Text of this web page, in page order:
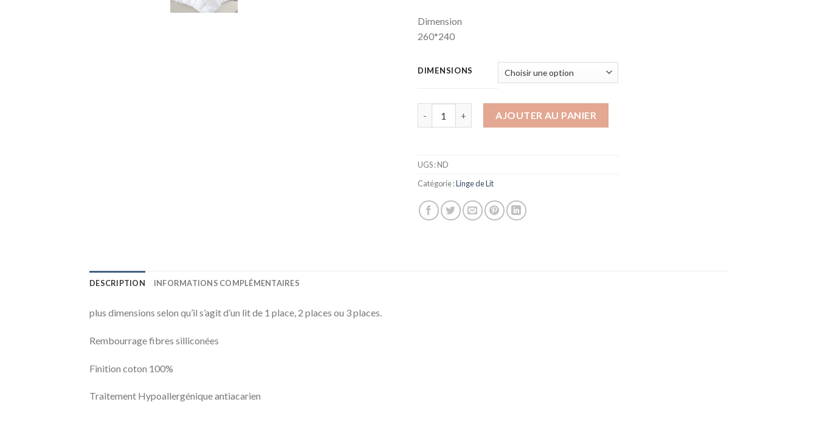
Dimension
260*240
DIMENSIONS
AJOUTER AU PANIER
UGS :ND
Catégorie :Linge de Lit
DESCRIPTION INFORMATIONS COMPLÉMENTAIRES
plus dimensions selon qu’il s’agit d’un lit de 1 place, 2 places ou 3 places.
Rembourrage fibres silliconées
Finition coton 100%
Traitement Hypoallergénique antiacarien